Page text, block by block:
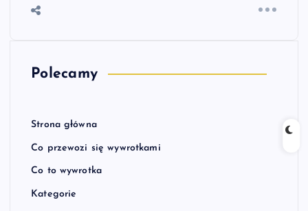
Polecamy
Strona główna
Co przewozi się wywrotkami
Co to wywrotka
Kategorie